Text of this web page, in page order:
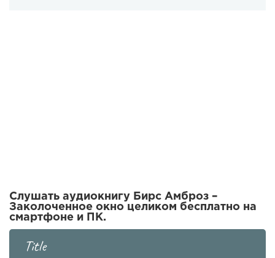
Слушать аудиокнигу Бирс Амброз –
Заколоченное окно целиком бесплатно на
смартфоне и ПК.
Title